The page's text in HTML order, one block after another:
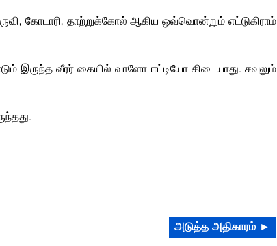
கோடாரி, தாற்றுக்கோல் ஆகிய ஒவ்வொன்றும் எட்டுகிராம்
இருந்த வீரர் கையில் வாளோ ஈட்டியோ கிடையாது. சவுலும்
அடுத்த அதிகாரம் ►